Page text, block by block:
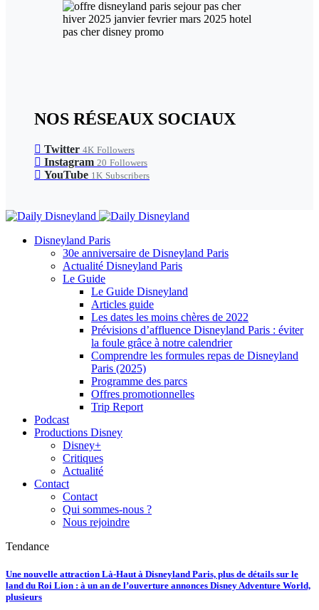
NOS RÉSEAUX SOCIAUX
Twitter 4K Followers
Instagram 20 Followers
YouTube 1K Subscribers
Disneyland Paris
30e anniversaire de Disneyland Paris
Actualité Disneyland Paris
Le Guide
Le Guide Disneyland
Articles guide
Les dates les moins chères de 2022
Prévisions d’affluence Disneyland Paris : éviter
la foule grâce à notre calendrier
Comprendre les formules repas de Disneyland
Paris (2025)
Programme des parcs
Offres promotionnelles
Trip Report
Podcast
Productions Disney
Disney+
Critiques
Actualité
Contact
Contact
Qui sommes-nous ?
Nous rejoindre
Tendance
Une nouvelle attraction Là-Haut à Disneyland Paris, plus de détails sur le
land du Roi Lion : à un an de l’ouverture annonces Disney Adventure World,
plusieurs